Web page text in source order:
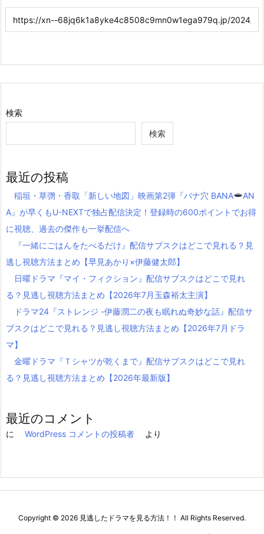
検索
検索
最近の投稿
稲垣・草彅・香取「新しい地図」映画第2弾『バナ穴 BANA
AN
A』が早くもU-NEXTで独占配信決定！登録時の600ポイントでお得
に視聴、過去の傑作も一挙配信へ
『一緒にごはんをたべるだけ』配信サブスクはどこで見れる？見
逃し視聴方法まとめ【早見あかり×伊藤健太郎】
日曜ドラマ『マイ・フィクション』配信サブスクはどこで見れ
る？見逃し視聴方法まとめ【2026年7月玉森裕太主演】
ドラマ24『ストレンジ -伊藤潤二の夜も眠れぬ奇妙な話』配信サ
ブスクはどこで見れる？見逃し視聴方法まとめ【2026年7月ドラ
マ】
金曜ドラマ『Ｔシャツが乾くまで』配信サブスクはどこで見れ
る？見逃し視聴方法まとめ【2026年最新版】
最近のコメント
に WordPress コメントの投稿者 より
Copyright © 2026 見逃したドラマを見る方法！！ All Rights Reserved.